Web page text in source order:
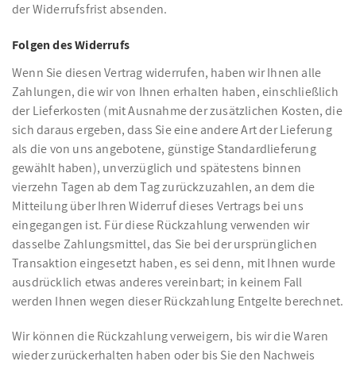
der Widerrufsfrist absenden.
Folgen des Widerrufs
Wenn Sie diesen Vertrag widerrufen, haben wir Ihnen alle
Zahlungen, die wir von Ihnen erhalten haben, einschließlich
der Lieferkosten (mit Ausnahme der zusätzlichen Kosten, die
sich daraus ergeben, dass Sie eine andere Art der Lieferung
als die von uns angebotene, günstige Standardlieferung
gewählt haben), unverzüglich und spätestens binnen
vierzehn Tagen ab dem Tag zurückzuzahlen, an dem die
Mitteilung über Ihren Widerruf dieses Vertrags bei uns
eingegangen ist. Für diese Rückzahlung verwenden wir
dasselbe Zahlungsmittel, das Sie bei der ursprünglichen
Transaktion eingesetzt haben, es sei denn, mit Ihnen wurde
ausdrücklich etwas anderes vereinbart; in keinem Fall
werden Ihnen wegen dieser Rückzahlung Entgelte berechnet.
Wir können die Rückzahlung verweigern, bis wir die Waren
wieder zurückerhalten haben oder bis Sie den Nachweis